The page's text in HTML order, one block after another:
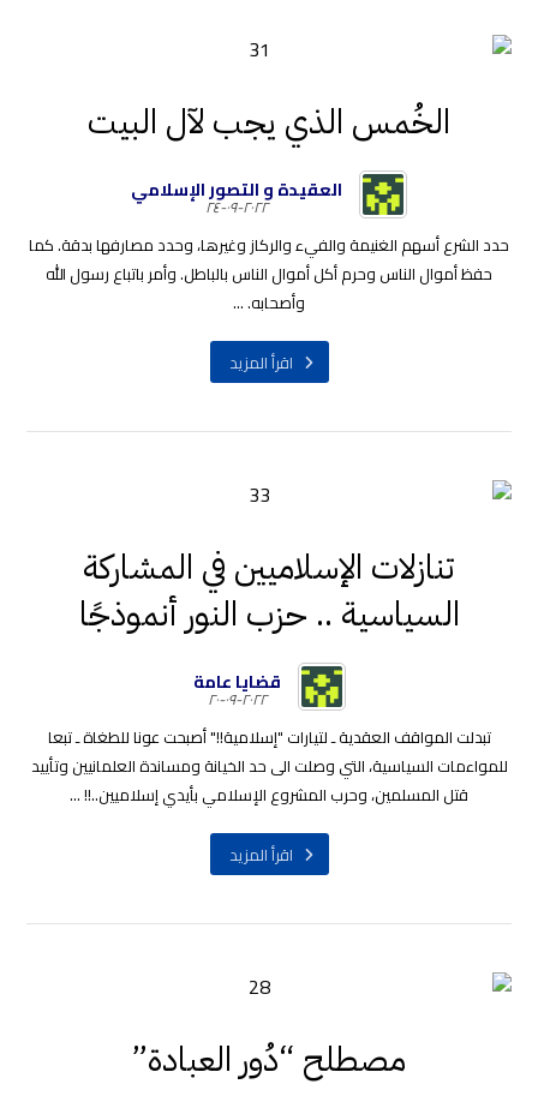
الخُمس الذي يجب لآل البيت
العقيدة و التصور الإسلامي
٢٠٢٢-٠٩-٢٤
حدد الشرع أسهم الغنيمة والفيء والركاز وغيرها، وحدد مصارفها بدقة. كما
حفظ أموال الناس وحرم أكل أموال الناس بالباطل. وأمر باتباع رسول الله
وأصحابه. ...
اقرأ المزيد
تنازلات الإسلاميين في المشاركة
السياسية .. حزب النور أنموذجًا
قضايا عامة
٢٠٢٢-٠٩-٢٠
تبدلت المواقف العقدية ـ لتيارات "إسلامية!!" أصبحت عونا للطغاة ـ تبعا
للمواءمات السياسية، التي وصلت الى حد الخيانة ومساندة العلمانيين وتأييد
قتل المسلمين، وحرب المشروع الإسلامي بأيدي إسلاميين..!! ...
اقرأ المزيد
مصطلح “دُور العبادة”